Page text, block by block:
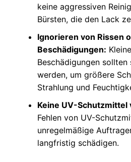
keine aggressiven
Bürsten, die den Lack
Ignorieren von Rissen
Beschädigungen:
Beschädigungen
werden, um größere
Strahlung und
Keine UV-Schutzmittel
Fehlen von UV-
unregelmäßige
langfristig schädigen.